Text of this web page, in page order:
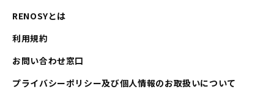
RENOSYとは
利用規約
お問い合わせ窓口
プライバシーポリシー及び個人情報のお取扱いについて